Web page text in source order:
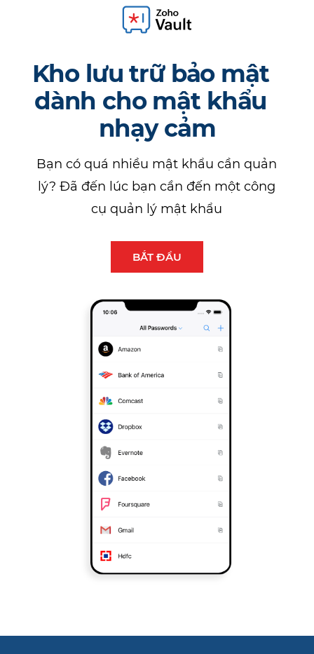
Kho lưu trữ bảo mật
dành cho mật khẩu
nhạy cảm
Bạn có quá nhiều mật khẩu cần quản
lý? Đã đến lúc bạn cần đến một công
cụ quản lý mật khẩu
BẮT ĐẦU